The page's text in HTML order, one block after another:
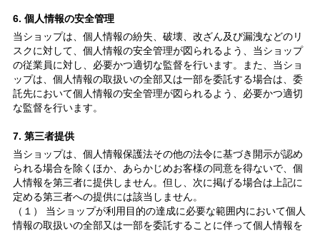
6. 個人情報の安全管理
当ショップは、個人情報の紛失、破壊、改ざん及び漏洩などのリ
スクに対して、個人情報の安全管理が図られるよう、当ショップ
の従業員に対し、必要かつ適切な監督を行います。また、当ショ
ップは、個人情報の取扱いの全部又は一部を委託する場合は、委
託先において個人情報の安全管理が図られるよう、必要かつ適切
な監督を行います。
7. 第三者提供
当ショップは、個人情報保護法その他の法令に基づき開示が認め
られる場合を除くほか、あらかじめお客様の同意を得ないで、個
人情報を第三者に提供しません。但し、次に掲げる場合は上記に
定める第三者への提供には該当しません。
（１） 当ショップが利用目的の達成に必要な範囲内において個人
情報の取扱いの全部又は一部を委託することに伴って個人情報を